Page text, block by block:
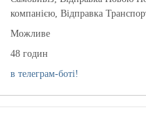
компанією, Відправка
Можливе
48 годин
в телеграм-боті!